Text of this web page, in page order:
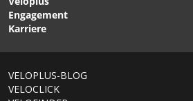
Engagement
Karriere
VELOPLUS-BLOG
VELOCLICK